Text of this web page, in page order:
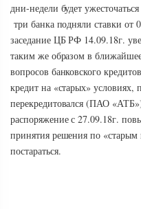
дни-недели будет
три банка подняли ставки
заседание ЦБ РФ 14.09.18г.
таким же образом в
вопросов банковского
кредит на «старых» условиях,
перекредитовался (ПАО
распоряжение с 27.09.18г.
принятия решения по
постараться.